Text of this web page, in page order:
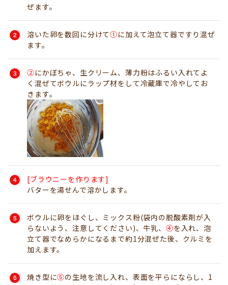
ぜます。
溶いた卵を数回に分けて①に加えて泡立て器ですり混ぜ
ます。
②にかぼちゃ、生クリーム、薄力粉はふるい入れてよ
く混ぜてボウルにラップ材をして冷蔵庫で冷やしてお
きます。
[ブラウニーを作ります]
バターを湯せんで溶かします。
ボウルに卵をほぐし、ミックス粉(袋内の脱酸素剤が入
らないよう、注意してください)、牛乳、 ④を入れ、泡
立て器でなめらかになるまで約1分混ぜた後、クルミを
加えます。
焼き型に⑤の生地を流し入れ、表面を平らにならし、1